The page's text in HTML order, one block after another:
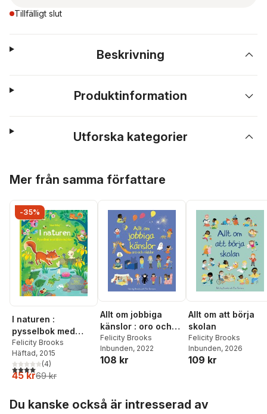
Tillfälligt slut
Beskrivning
Produktinformation
Utforska kategorier
Mer från samma författare
-35%
I naturen :
pysselbok med
klistermärken
Felicity Brooks
Häftad, 2015
4,0utav 5 stjärnor. Totalt antal röster:
(4)
45 kr69 kr
Allt om jobbiga
känslor : oro och
rädslor
Felicity Brooks
Inbunden, 2022
108 kr
Allt om att börja
skolan
Felicity Brooks
Inbunden, 2026
109 kr
Du kanske också är intresserad av